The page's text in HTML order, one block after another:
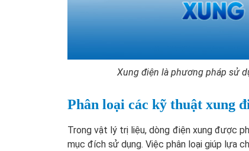
Xung điện là phương pháp sử
Phân loại các kỹ thuật xung
Trong vật lý trị liệu, dòng điện xung được
mục đích sử dụng. Việc phân loại giúp lựa